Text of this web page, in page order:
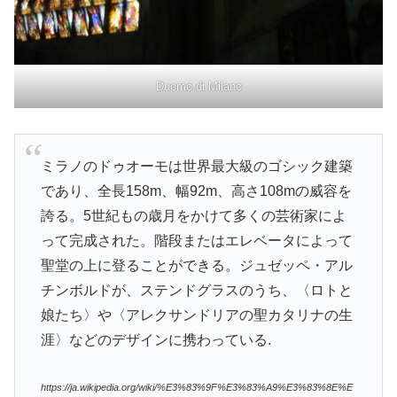
Duomo di Milano
ミラノのドゥオーモは世界最大級のゴシック建築
であり、全長158m、幅92m、高さ108mの威容を
誇る。5世紀もの歳月をかけて多くの芸術家によ
って完成された。階段またはエレベータによって
聖堂の上に登ることができる。ジュゼッペ・アル
チンボルドが、ステンドグラスのうち、〈ロトと
娘たち〉や〈アレクサンドリアの聖カタリナの生
涯〉などのデザインに携わっている.
https://ja.wikipedia.org/wiki/%E3%83%9F%E3%83%A9%E3%83%8E%E